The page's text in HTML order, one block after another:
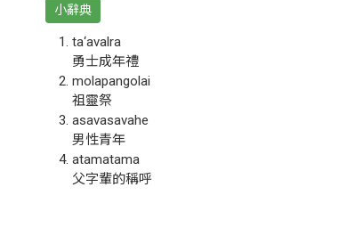
小辭典
ta‘avalra
勇士成年禮
molapangolai
祖靈祭
asavasavahe
男性青年
atamatama
父字輩的稱呼